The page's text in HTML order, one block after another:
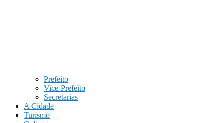
Prefeito
Vice-Prefeito
Secretarias
A Cidade
Turismo